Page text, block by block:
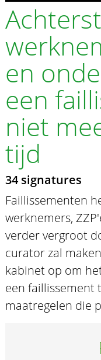
en
een
niet
tijd
34 signatures
Faillissementen
werknemers,
verder vergroot
curator zal
kabinet op om
een faillissement
maatregelen die